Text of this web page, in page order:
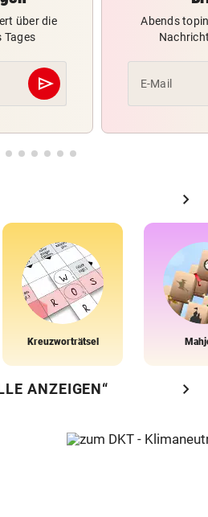
über die
Tages
send
Abschicken
Abends
E-Mail
chevron_right
Kreuzworträtsel
ANZEIGEN“ chevron_right